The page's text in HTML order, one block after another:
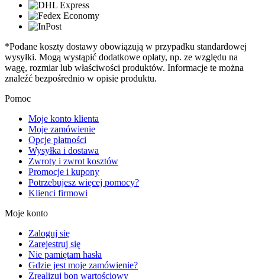
*Podane koszty dostawy obowiązują w przypadku standardowej
wysyłki. Mogą wystąpić dodatkowe opłaty, np. ze względu na
wagę, rozmiar lub właściwości produktów. Informacje te można
znaleźć bezpośrednio w opisie produktu.
Pomoc
Moje konto klienta
Moje zamówienie
Opcje płatności
Wysyłka i dostawa
Zwroty i zwrot kosztów
Promocje i kupony
Potrzebujesz więcej pomocy?
Klienci firmowi
Moje konto
Zaloguj się
Zarejestruj się
Nie pamiętam hasła
Gdzie jest moje zamówienie?
Zrealizuj bon wartościowy